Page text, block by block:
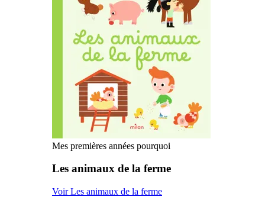
Mes premières années pourquoi
Les animaux de la ferme
Voir Les animaux de la ferme